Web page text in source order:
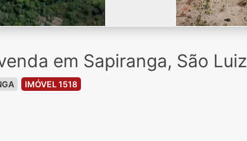
em Sapiranga, São Luiz
IMÓVEL 1518